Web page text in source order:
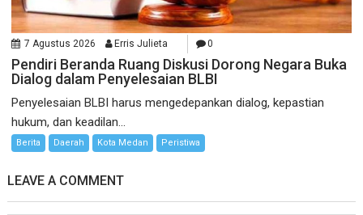
7 Agustus 2026 Erris Julieta 0
Pendiri Beranda Ruang Diskusi Dorong Negara Buka
Dialog dalam Penyelesaian BLBI
Penyelesaian BLBI harus mengedepankan dialog, kepastian
hukum, dan keadilan...
Berita Daerah Kota Medan Peristiwa
LEAVE A COMMENT